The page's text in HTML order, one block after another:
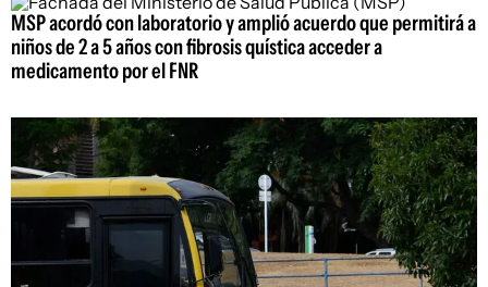
MSP acordó con laboratorio y amplió acuerdo que permitirá a
niños de 2 a 5 años con fibrosis quística acceder a
medicamento por el FNR